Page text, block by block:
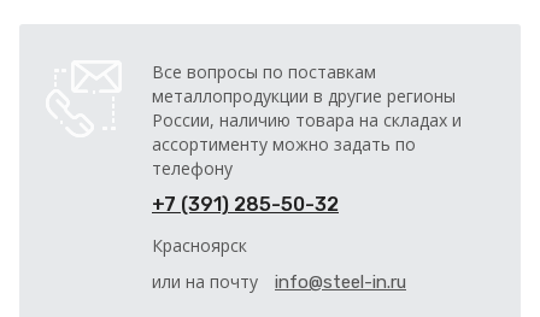
Все вопросы по поставкам
металлопродукции в другие регионы
России, наличию товара на складах и
ассортименту можно задать по
телефону
+7 (391) 285-50-32
Красноярск
или на почту
info@steel-in.ru